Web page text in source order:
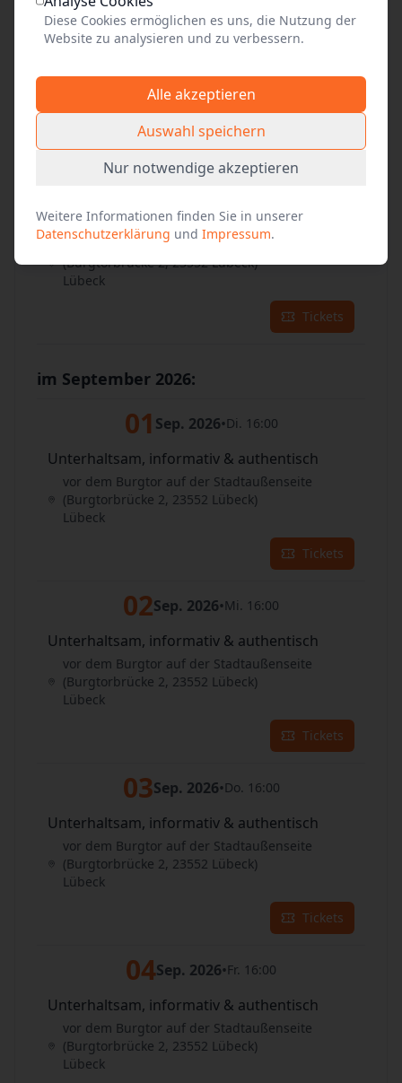
Aug. 2026
Unterhaltsam, informativ & authentisch
(Burgtorbrücke 2, 23552 Lübeck)
Unterhaltsam, informativ & authentisch
vor dem Burgtor auf der Stadtaußenseite
(Burgtorbrücke 2, 23552 Lübeck)
Lübeck
Tickets
im September 2026:
01 Sep. 2026•Di. 16:00
Unterhaltsam, informativ & authentisch
vor dem Burgtor auf der Stadtaußenseite
(Burgtorbrücke 2, 23552 Lübeck)
Lübeck
Tickets
02Sep. 2026•Mi. 16:00
Unterhaltsam, informativ & authentisch
vor dem Burgtor auf der Stadtaußenseite
(Burgtorbrücke 2, 23552 Lübeck)
Lübeck
Tickets
03Sep. 2026•Do. 16:00
Unterhaltsam, informativ & authentisch
vor dem Burgtor auf der Stadtaußenseite
(Burgtorbrücke 2, 23552 Lübeck)
Lübeck
Tickets
04Sep. 2026•Fr. 16:00
Unterhaltsam, informativ & authentisch
vor dem Burgtor auf der Stadtaußenseite
(Burgtorbrücke 2, 23552 Lübeck)
Lübeck
Diese Cookies ermöglichen es uns, die Nutzung der
Website zu analysieren und zu verbessern.
Alle akzeptieren
Auswahl speichern
Nur notwendige akzeptieren
Weitere Informationen finden Sie in unserer
Datenschutzerklärung und Impressum.